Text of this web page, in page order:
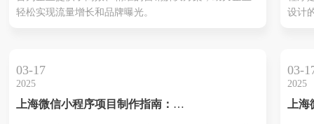
轻松实现流量增长和品牌曝光。
设计
率。
场人
负责
03-17
2025
上海微信小程序项目制作指南：
03-
2025
上海